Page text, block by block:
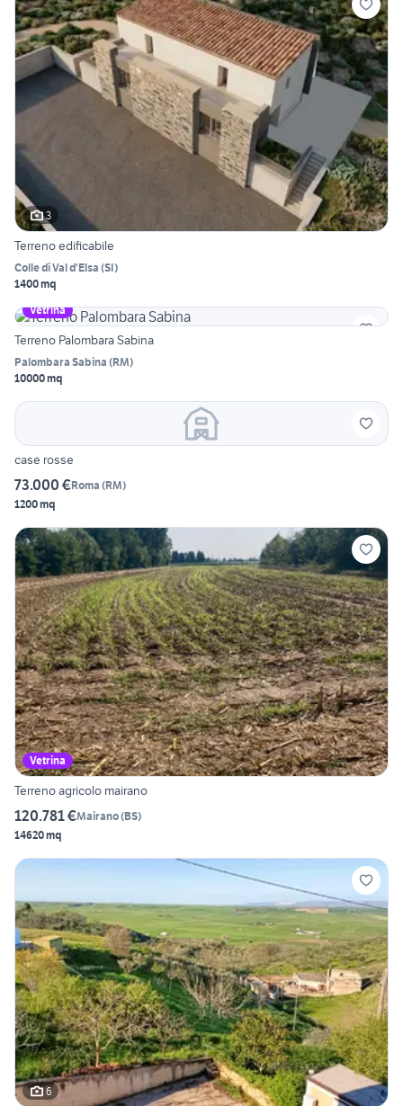
3
Terreno edificabile
Colle di Val d'Elsa (SI)
1400 mq
Vetrina
Terreno Palombara Sabina
Palombara Sabina (RM)
10000 mq
case rosse
73.000 €Roma (RM)
1200 mq
Vetrina
Terreno agricolo mairano
120.781 €Mairano(BS)
14620 mq
6